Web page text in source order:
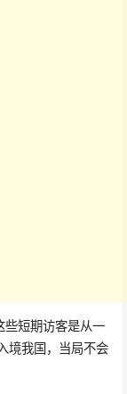
短期访客是从一
境我国，当局不会